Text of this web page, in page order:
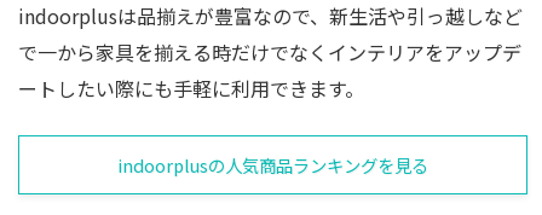
indoorplusは品揃えが豊富なので、新生活や引っ越しなど
で一から家具を揃える時だけでなくインテリアをアップデ
ートしたい際にも手軽に利用できます。
indoorplusの人気商品ランキングを見る